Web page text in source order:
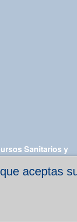
aceptas
Sanitarios y